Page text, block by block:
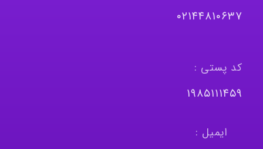
٠٢١٤٤٨١٠٦٣٧
کد پستی :
١٩٨٥١١١٤٥٩
ایمیل :